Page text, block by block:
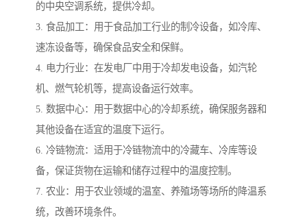
的中央空调系统，提供冷却。
3. 食品加工：用于食品加工行业的制冷设备，如冷库、
速冻设备等，确保食品安全和保鲜。
4. 电力行业：在发电厂中用于冷却发电设备，如汽轮
机、燃气轮机等，提高设备运行效率。
5. 数据中心：用于数据中心的冷却系统，确保服务器和
其他设备在适宜的温度下运行。
6. 冷链物流：适用于冷链物流中的冷藏车、冷库等设
备，保证货物在运输和储存过程中的温度控制。
7. 农业：用于农业领域的温室、养殖场等场所的降温系
统，改善环境条件。